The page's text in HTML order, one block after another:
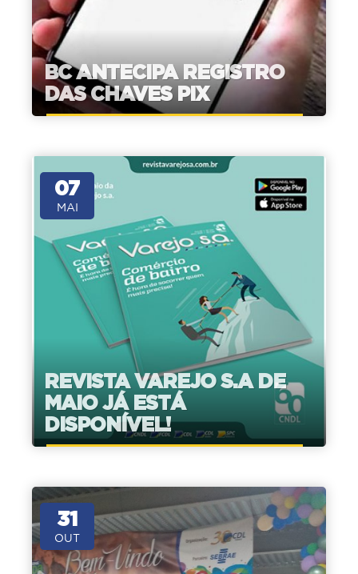
BC ANTECIPA REGISTRO
DAS CHAVES PIX
07
MAI
REVISTA VAREJO S.A DE
MAIO JÁ ESTÁ
DISPONÍVEL!
31
OUT